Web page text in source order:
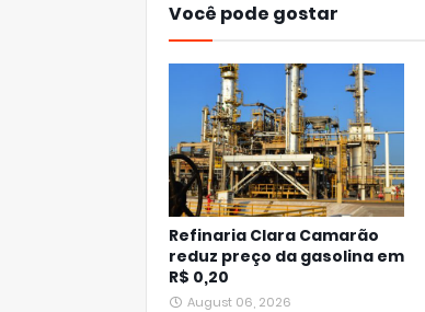
Você pode gostar
Refinaria Clara Camarão
reduz preço da gasolina em
R$ 0,20
August 06, 2026